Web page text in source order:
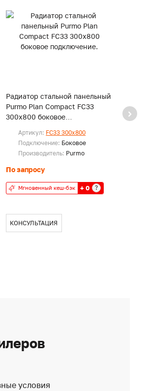
Радиатор стальной панельный
Purmo Plan Compact FC33
300x800 боковое
Артикул: FC33 300x800
Подключение: Боковое
Производитель: Purmo
По запросу
Мгновенный кеш-бэк + 0 ?
КОНСУЛЬТАЦИЯ
условия